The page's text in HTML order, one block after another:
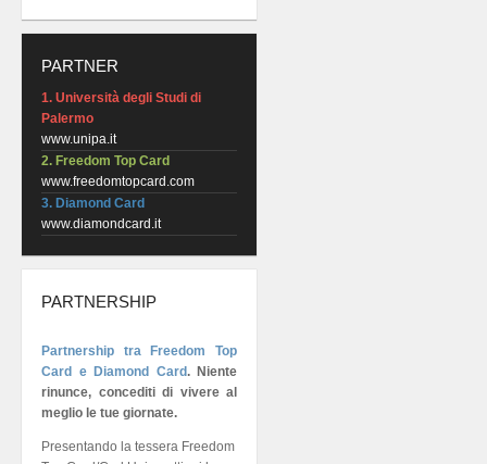
PARTNER
1. Università degli Studi di
Palermo
www.unipa.it
2. Freedom Top Card
www.freedomtopcard.com
3. Diamond Card
www.diamondcard.it
PARTNERSHIP
Partnership tra Freedom Top
Card e Diamond Card. Niente
rinunce, concediti di vivere al
meglio le tue giornate.
Presentando la tessera Freedom